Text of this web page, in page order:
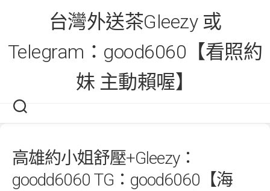
台灣外送茶Gleezy 或
Telegram：good6060【看照約
妹 主動賴喔】
高雄約小姐舒壓+Gleezy：
goodd6060 TG：good6060【海